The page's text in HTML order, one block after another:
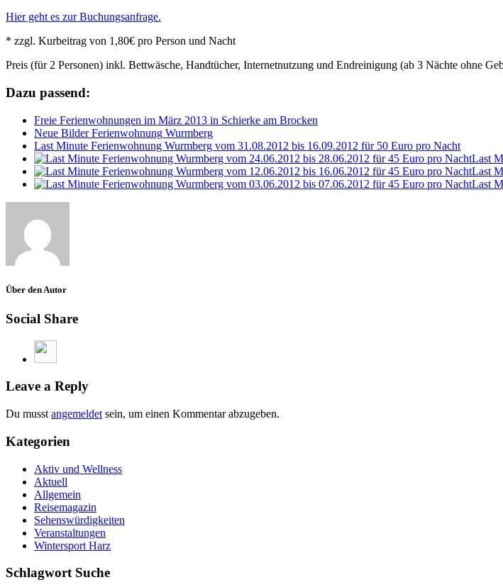
Hier geht es zur Buchungsanfrage.
* zzgl. Kurbeitrag von 1,80€ pro Person und Nacht
Preis (für 2 Personen) inkl. Bettwäsche, Handtücher, Internetnutzung und Endreinigung (ab 3 Nächte ohne
Dazu passend:
Freie Ferienwohnungen im März 2013 in Schierke am Brocken
Neue Bilder Ferienwohnung Wurmberg
Last Minute Ferienwohnung Wurmberg vom 31.08.2012 bis 16.09.2012 für 50 Euro pro Nacht
Last
Last
Last
Über den Autor
Social Share
Leave a Reply
Du musst angemeldet sein, um einen Kommentar abzugeben.
Kategorien
Aktiv und Wellness
Aktuell
Allgemein
Reisemagazin
Sehenswürdigkeiten
Veranstaltungen
Wintersport Harz
Schlagwort Suche